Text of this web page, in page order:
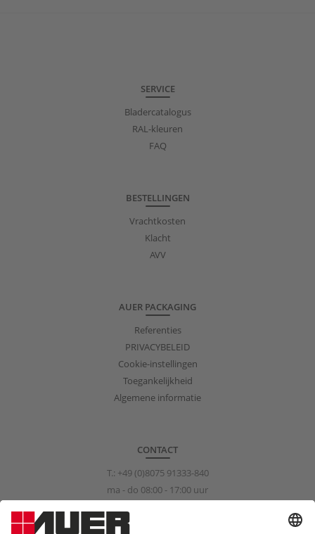
SERVICE
Bladercatalogus
RAL-kleuren
FAQ
BESTELLINGEN
Vrachtkosten
Klacht
AVV
AUER PACKAGING
Referenties
PRIVACYBELEID
Cookie-instellingen
Toegankelijkheid
Algemene informatie
CONTACT
T.: +49 (0)8075 91333-840
ma - do 08:00 - 17:00 uur
info@auer-packaging.com